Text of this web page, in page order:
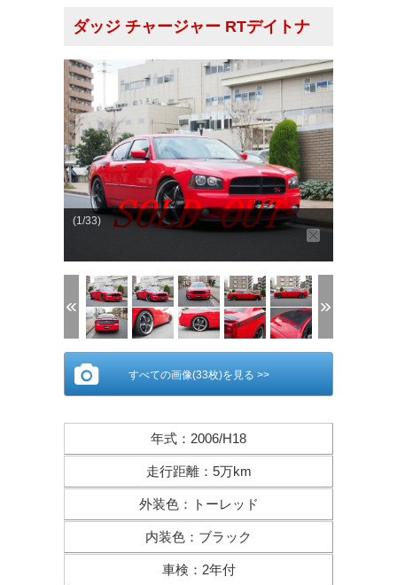
ダッジ チャージャー RTデイトナ
(1/33)
すべての画像(33枚)を見る >>
年式 ： 2006/H18
走行距離： 5万km
外装色： トーレッド
内装色 ： ブラック
車検 ： 2年付